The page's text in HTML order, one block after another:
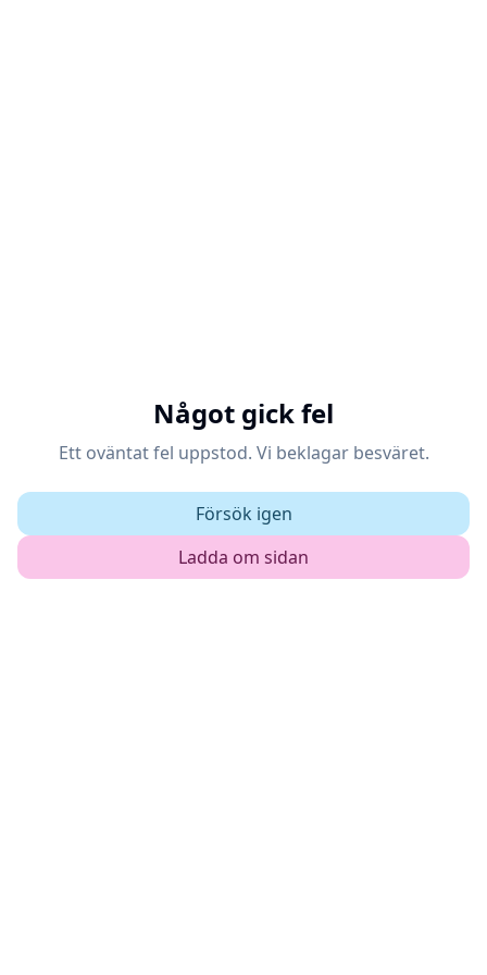
Något gick fel
Ett oväntat fel uppstod. Vi beklagar besväret.
Försök igen
Ladda om sidan